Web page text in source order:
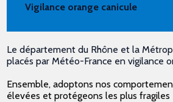
Vigilance orange canicule
Le département du Rhône et la
placés par Météo-France en vigilance
Ensemble, adoptons nos
élevées et protégeons les plus fragiles